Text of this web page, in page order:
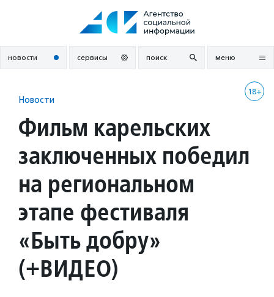
новости сервисы поиск меню
18+
Новости
Фильм карельских
заключенных победил
на региональном
этапе фестиваля
«Быть добру»
(+ВИДЕО)